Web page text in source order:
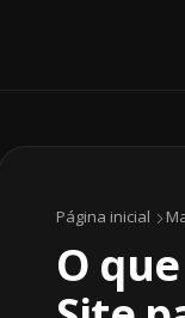
Página inicial
O